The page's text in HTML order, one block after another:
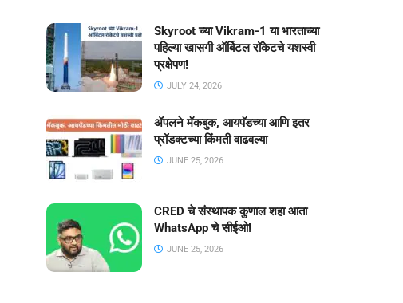
Skyroot च्या Vikram-1 या भारताच्या
पहिल्या खासगी ऑर्बिटल रॉकेटचे यशस्वी
प्रक्षेपण!
JULY 24, 2026
ॲपलने मॅकबुक, आयपॅडच्या आणि इतर
प्रॉडक्टच्या किंमती वाढवल्या
JUNE 25, 2026
CRED चे संस्थापक कुणाल शहा आता
WhatsApp चे सीईओ!
JUNE 25, 2026